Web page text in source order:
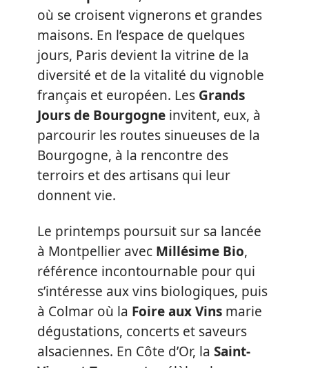
où se croisent vignerons et grandes
maisons. En l’espace de quelques
jours, Paris devient la vitrine de la
diversité et de la vitalité du vignoble
français et européen. Les Grands
Jours de Bourgogne invitent, eux, à
parcourir les routes sinueuses de la
Bourgogne, à la rencontre des
terroirs et des artisans qui leur
donnent vie.
Le printemps poursuit sur sa lancée
à Montpellier avec Millésime Bio,
référence incontournable pour qui
s’intéresse aux vins biologiques, puis
à Colmar où la Foire aux Vins marie
dégustations, concerts et saveurs
alsaciennes. En Côte d’Or, la Saint-